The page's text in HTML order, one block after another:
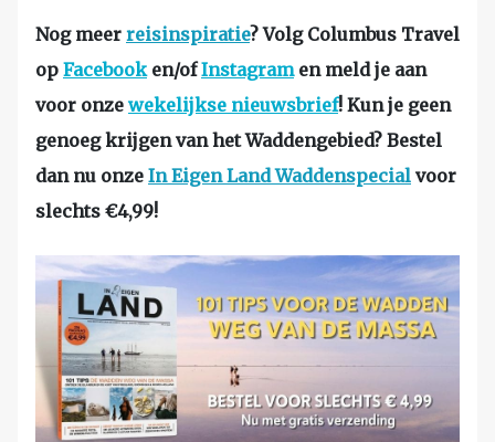
Nog meer reisinspiratie? Volg Columbus Travel
op Facebooken/ofInstagramen meld je aan
voor onze wekelijkse nieuwsbrief! Kun je geen
genoeg krijgen van het Waddengebied? Bestel
dan nu onze In Eigen Land Waddenspecial voor
slechts €4,99!